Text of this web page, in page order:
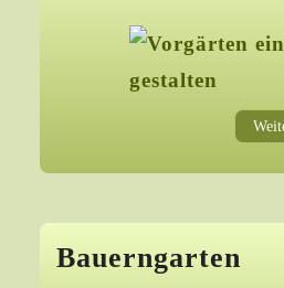
Bauerngarten